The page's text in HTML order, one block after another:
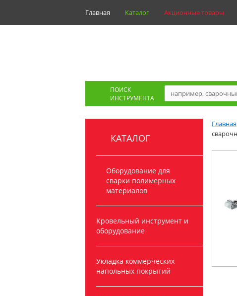
Главная Каталог Акционные товары
ПОИСК
ИНСТРУМЕНТА
КАТАЛОГ
Оборудование для
сварки полимерных
материалов
Кровельный инструмент и
оборудование
Укладка коммерческих
напольных покрытий
Главная